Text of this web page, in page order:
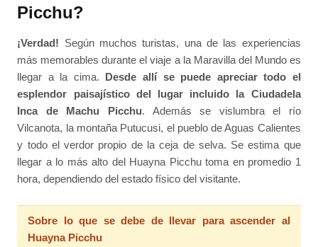
Picchu?
¡Verdad! Según muchos turistas, una de las experiencias
más memorables durante el viaje a la Maravilla del Mundo es
llegar a la cima. Desde allí se puede apreciar todo el
esplendor paisajístico del lugar incluido la Ciudadela
Inca de Machu Picchu. Además se vislumbra el río
Vilcanota, la montaña Putucusi, el pueblo de Aguas Calientes
y todo el verdor propio de la ceja de selva. Se estima que
llegar a lo más alto del Huayna Picchu toma en promedio 1
hora, dependiendo del estado físico del visitante.
Sobre lo que se debe de llevar para ascender al
Huayna Picchu